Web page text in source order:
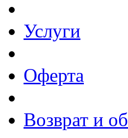
Услуги
Оферта
Возврат и